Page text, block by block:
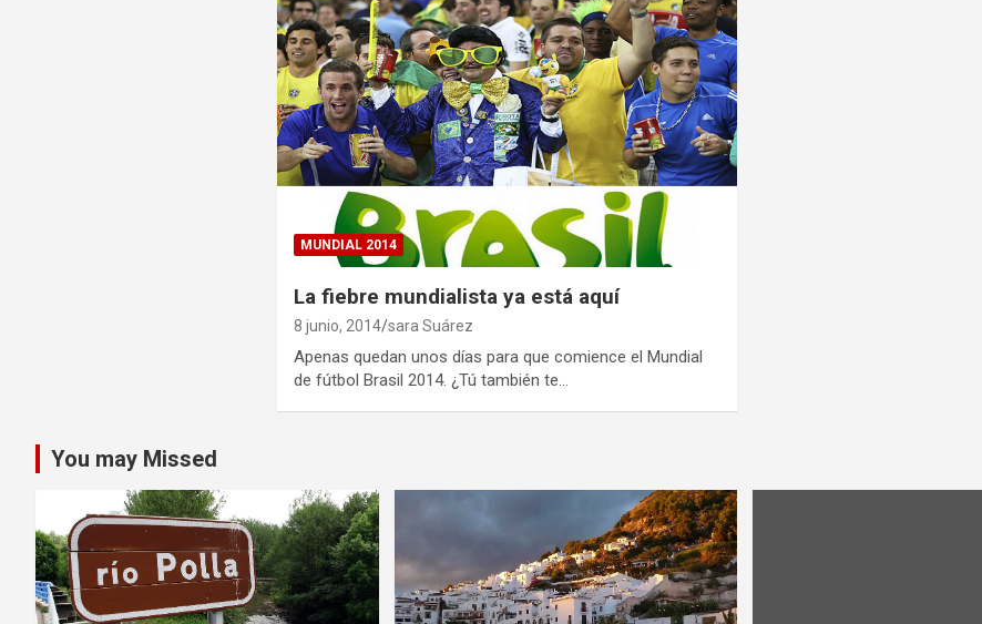
MUNDIAL 2014
La fiebre mundialista ya está aquí
8 junio, 2014 sara Suárez
Apenas quedan unos días para que comience el Mundial
de fútbol Brasil 2014. ¿Tú también te…
You may Missed